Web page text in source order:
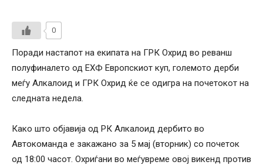
0
Поради настапот на екипата на ГРК Охрид во реванш
полуфиналето од ЕХФ Европскиот куп, големото дерби
меѓу Алкалоид и ГРК Охрид ќе се одигра на почетокот на
следната недела.
Како што објавија од РК Алкалоид дербито во
Автокоманда е закажано за 5 мај (вторник) со почеток
од 18:00 часот. Охриѓани во меѓувреме овој викенд против